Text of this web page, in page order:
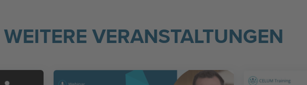
WEITERE VERANSTALTUNGEN